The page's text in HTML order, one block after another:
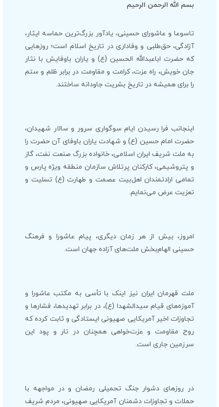
بسم الله الرحمن الرحیم
تاسوعا و عاشورای حسینی، یادآور بزرگ‌ترین حماسه ایثار،
آزادگی، حق‌طلبی و وفاداری در تاریخ اسلام است؛ روزهایی
که حضرت اباعبدالله الحسین (ع) و یاران باوفایش با نثار
جان خویش، راه عزت، کرامت و مقاومت در برابر ظلم و ستم
را برای همیشه در تاریخ بشریت جاودانه ساختند.
اینجانب فرا رسیدن ایام سوگواری سرور و سالار شهیدان،
حضرت امام حسین (ع) و شهادت یاران باوفای آن حضرت را
به ملت شریف ایران اسلامی، خانواده بزرگ صنعت نفت، گاز
و پتروشیمی، کارکنان پرتلاش سازمان منطقه ویژه پارس و
تمامی ارادتمندان اهل‌بیت عصمت و طهارت (ع) تسلیت و
تعزیت عرض می‌نمایم.
امروز، بیش از هر زمان دیگری، پیام عاشورا و فرهنگ
حسینی الهام‌بخش ملت‌های آزاده جهان است.
ملت قهرمان ایران نیز اینک با تأسی به مکتب عاشورا و
آموزه‌های قیام سیدالشهدا (ع)، در برابر تهدیدها، فشارها و
تجاوزات اخیر آمریکایی صهیونی ایستادگی و ثابت کرده که
روح مقاومت و عزت‌خواهی همچنان در تار و پود این
سرزمین جاری است.
در روزهای دشوار جنگ تحمیلی رمضان و در مواجهه با
حملات و تجاوزات دشمنان آمریکایی صهیونی، مردم شریف